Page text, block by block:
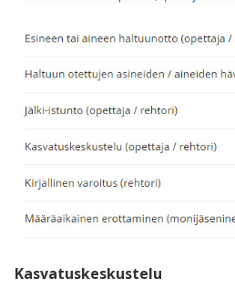
Kasvatuskeskustelu